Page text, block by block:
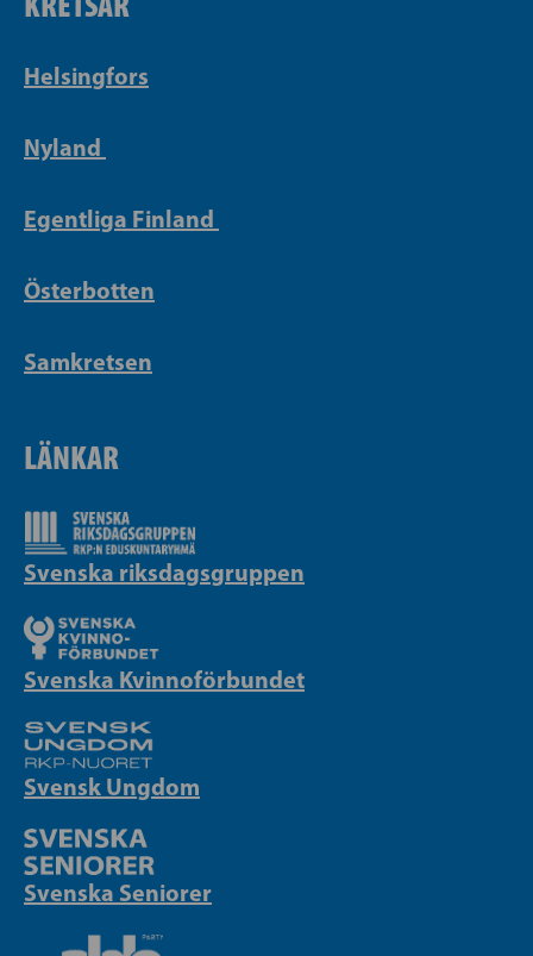
Helsingfors
Nyland
Egentliga Finland
Österbotten
Samkretsen
LÄNKAR
Svenska riksdagsgruppen
Svenska Kvinnoförbundet
Svensk Ungdom
Svenska Seniorer